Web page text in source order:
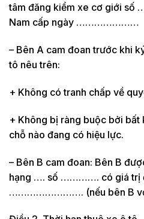
tâm đăng kiểm xe cơ giới
Nam cấp ngày …………………
– Bên A cam đoan trước khi
tô nêu trên:
+ Không có tranh chấp về
+ Không bị ràng buộc bởi
chỗ nào đang có hiệu lực.
– Bên B cam đoan: Bên B
hạng …. số …………. có giá trị
……………………. (nếu bên B với